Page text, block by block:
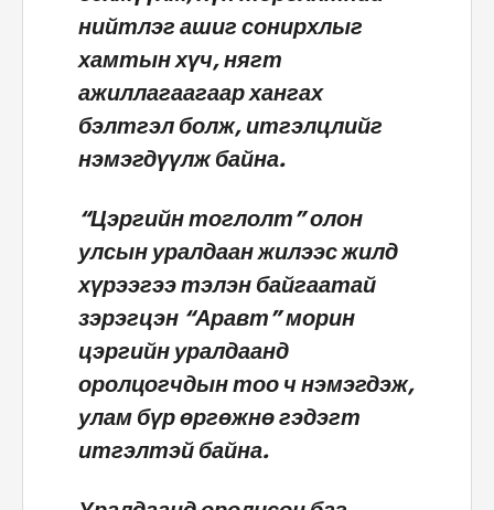
нийтлэг ашиг сонирхлыг
хамтын хүч, нягт
ажиллагаагаар хангах
бэлтгэл болж, итгэлцлийг
нэмэгдүүлж байна.
“Цэргийн тоглолт” олон
улсын уралдаан жилээс жилд
хүрээгээ тэлэн байгаатай
зэрэгцэн “Аравт” морин
цэргийн уралдаанд
оролцогчдын тоо ч нэмэгдэж,
улам бүр өргөжнө гэдэгт
итгэлтэй байна.